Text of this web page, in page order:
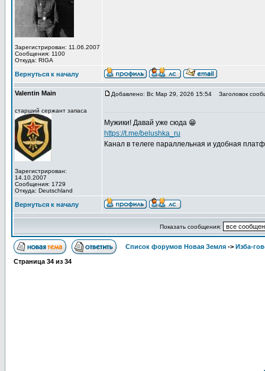
Зарегистрирован: 11.06.2007
Сообщения: 1100
Откуда: RIGA
Вернуться к началу
Valentin Main
старший сержант запаса
Зарегистрирован:
14.10.2007
Сообщения: 1729
Откуда: Deutschland
Добавлено: Вс Мар 29, 2026 15:54 Заголовок
Мужики! Давай уже сюда 😁
https://t.me/belushka_ru
Канал в телеге параллельная и удобная
Вернуться к началу
Показать сообщения:
Список форумов Новая Земля -> Изба-
Страница 34 из 34